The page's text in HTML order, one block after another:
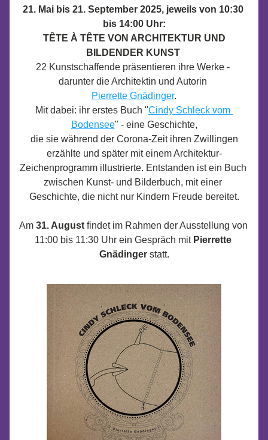
21. Mai bis 21. September 2025, jeweils von 10:30
bis 14:00 Uhr:
TÊTE À TÊTE VON ARCHITEKTUR UND
BILDENDER KUNST
22 Kunstschaffende präsentieren ihre Werke -
darunter die Architektin und Autorin
Pierrette Gnädinger.
Mit dabei: ihr erstes Buch "Cindy Schleck vom
Bodensee" - eine Geschichte,
erzählte und später mit einem Architektur-
Zeichenprogramm illustrierte. Entstanden ist ein Buch
zwischen Kunst- und Bilderbuch, mit einer
Geschichte, die nicht nur Kindern Freude bereitet.
Am 31. August findet im Rahmen der Ausstellung von
11:00 bis 11:30 Uhr ein Gespräch mit Pierrette
Gnädinger statt.